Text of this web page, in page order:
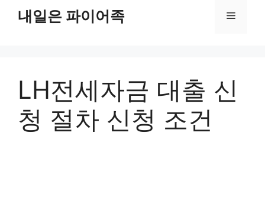
content내일은 파이어족 Menu
LH전세자금 대출 신
청 절차 신청 조건